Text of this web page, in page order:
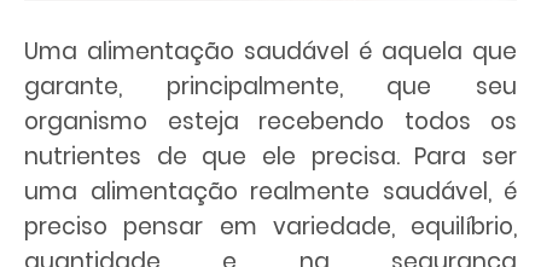
Uma alimentação saudável é aquela que
garante, principalmente, que seu
organismo esteja recebendo todos os
nutrientes de que ele precisa. Para ser
uma alimentação realmente saudável, é
preciso pensar em variedade, equilíbrio,